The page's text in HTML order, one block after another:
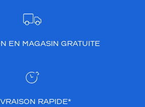
EN MAGASIN GRATUITE
RAPIDE*